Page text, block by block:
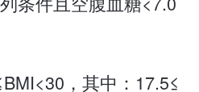
，其中：17.5≤